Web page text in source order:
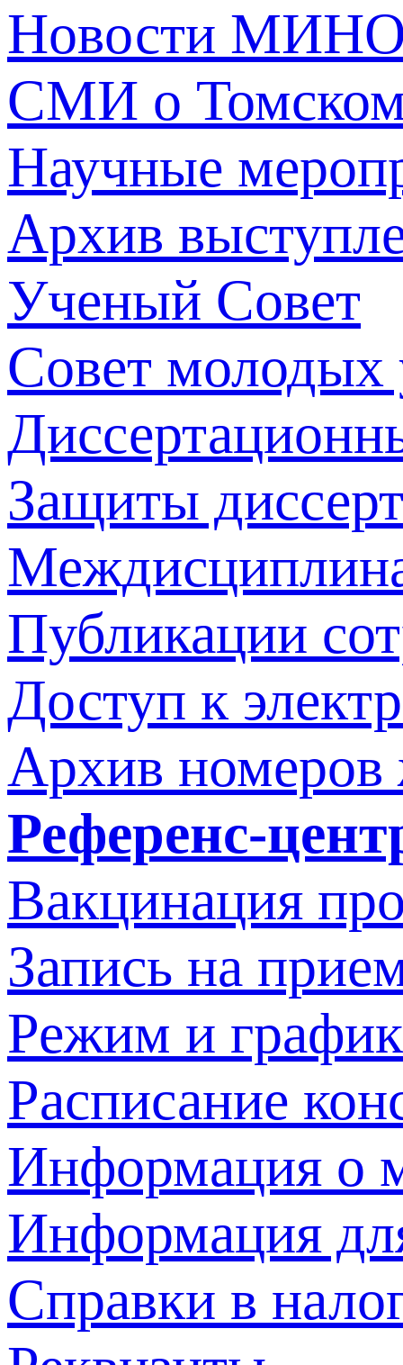
Новости
СМИ о
Научные
Архив
Ученый Совет
Совет молодых
Защиты
Публикации
Доступ к
Архив номеров
Референс-
Вакцинация
Запись на
Режим и
Расписание
Информация о
Информация
Справки в